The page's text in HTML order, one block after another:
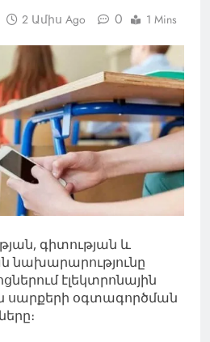
2 Ամիս Ago 0 1 Mins
գիտության և
նախարարությունը
էլեկտրոնային
սարքերի օգտագործման